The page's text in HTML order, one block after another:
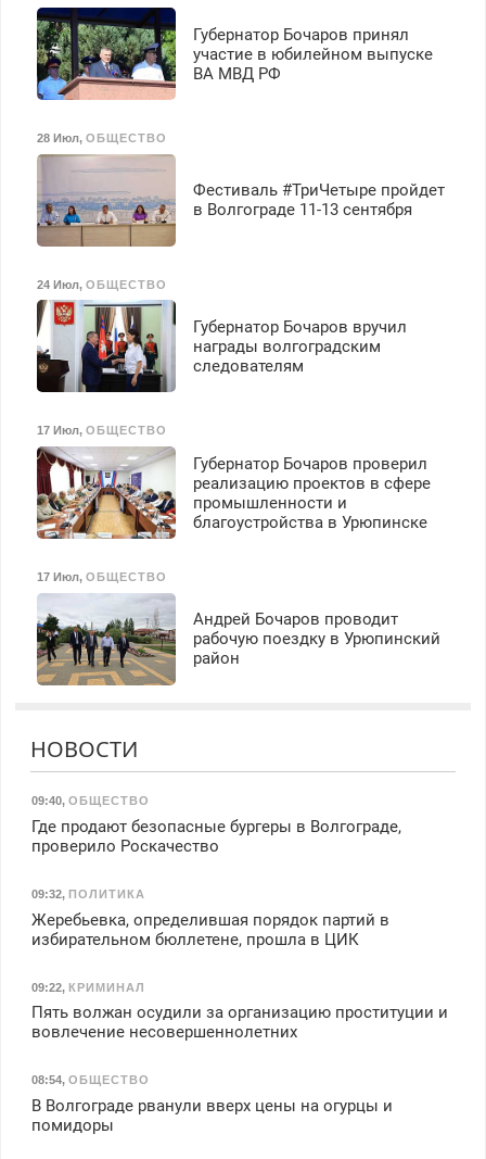
Губернатор Бочаров принял
участие в юбилейном выпуске
ВА МВД РФ
28 Июл, ОБЩЕСТВО
Фестиваль #ТриЧетыре пройдет
в Волгограде 11-13 сентября
24 Июл, ОБЩЕСТВО
Губернатор Бочаров вручил
награды волгоградским
следователям
17 Июл, ОБЩЕСТВО
Губернатор Бочаров проверил
реализацию проектов в сфере
промышленности и
благоустройства в Урюпинске
17 Июл, ОБЩЕСТВО
Андрей Бочаров проводит
рабочую поездку в Урюпинский
район
НОВОСТИ
09:40, ОБЩЕСТВО
Где продают безопасные бургеры в Волгограде,
проверило Роскачество
09:32, ПОЛИТИКА
Жеребьевка, определившая порядок партий в
избирательном бюллетене, прошла в ЦИК
09:22, КРИМИНАЛ
Пять волжан осудили за организацию проституции и
вовлечение несовершеннолетних
08:54, ОБЩЕСТВО
В Волгограде рванули вверх цены на огурцы и
помидоры